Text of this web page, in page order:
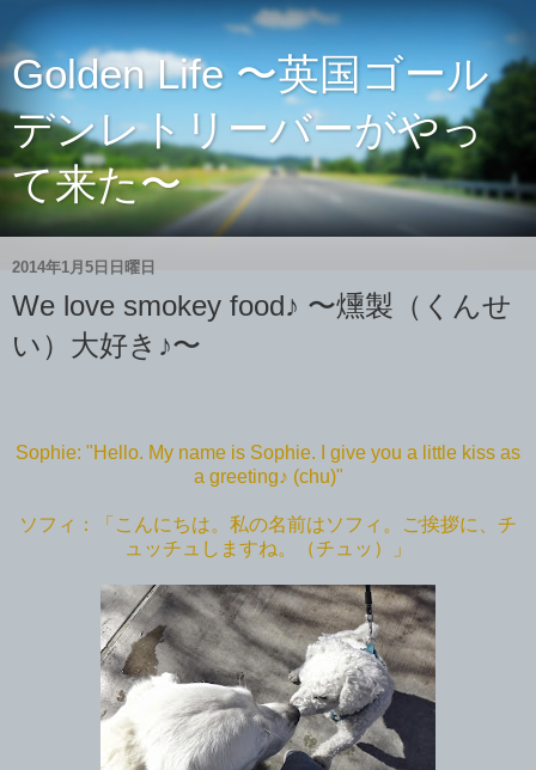
Golden Life 〜英国ゴール
デンレトリーバーがやっ
て来た〜
2014年1月5日日曜日
We love smokey food♪ 〜燻製（くんせ
い）大好き♪〜
Sophie: "Hello. My name is Sophie. I give you a little kiss as
a greeting♪ (chu)"
ソフィ：「こんにちは。私の名前はソフィ。ご挨拶に、チ
ュッチュしますね。（チュッ）」